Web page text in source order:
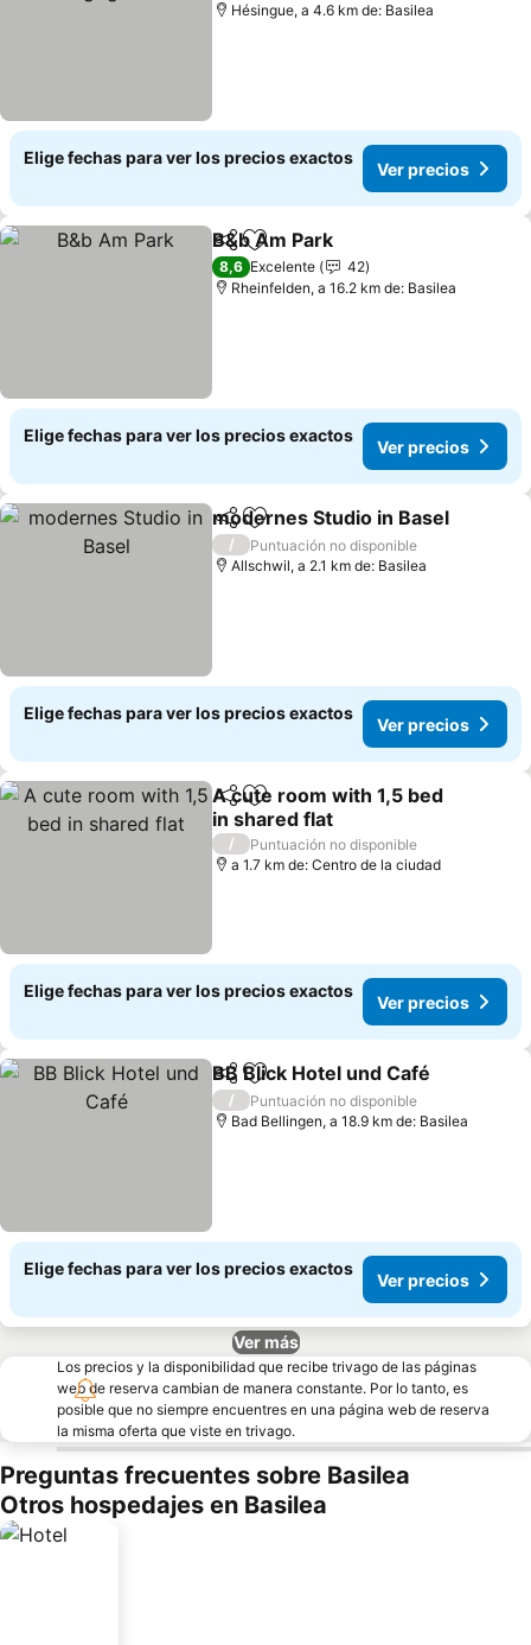
Hésingue, a 4.6 km de: Basilea
Elige fechas para ver los precios exactos
Ver precios
CompartirAgregar a favoritos
B&b Am Park
8,6 Excelente
42
Rheinfelden, a 16.2 km de: Basilea
Elige fechas para ver los precios exactos
Ver precios
CompartirAgregar a favoritos
modernes Studio in Basel
/
Puntuación no disponible
Allschwil, a 2.1 km de: Basilea
Elige fechas para ver los precios exactos
Ver precios
CompartirAgregar a favoritos
A cute room with 1,5 bed
in shared flat
Ver precios
/
Puntuación no disponible
a 1.7 km de: Centro de la ciudad
Elige fechas para ver los precios exactos
Ver precios
CompartirAgregar a favoritos
BB Blick Hotel und Café
/
Puntuación no disponible
Bad Bellingen, a 18.9 km de: Basilea
Elige fechas para ver los precios exactos
Ver precios
Ver más
Los precios y la disponibilidad que recibe trivago de las páginas
web de reserva cambian de manera constante. Por lo tanto, es
posible que no siempre encuentres en una página web de reserva
la misma oferta que viste en trivago.
Preguntas frecuentes sobre Basilea
Otros hospedajes en Basilea